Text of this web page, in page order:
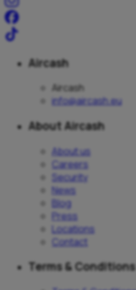
Aircash
Aircash
info@aircash.eu
About Aircash
About us
Careers
Security
News
Blog
Press
Locations
Contact
Terms &